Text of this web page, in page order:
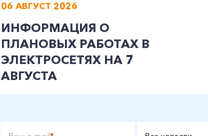
06 АВГУСТ 2026
ИНФОРМАЦИЯ О
ПЛАНОВЫХ РАБОТАХ В
ЭЛЕКТРОСЕТЯХ НА 7
АВГУСТА